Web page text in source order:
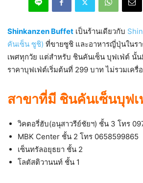
Shinkanzen Buffet เป็นร้านเดียวกับ
คันเซ็น ซูชิ) ที่ขายซูชิ และอาหารญี่ปุ่นในรา
เพศทุกวัย แต่สำหรับ ชินคันเซ็น บุฟเฟ่ต์ นั้น
ราคาบุฟเฟ่ต์เริ่มต้นที่ 299 บาท ไม่รวมเครื่
สาขาที่มี ชินคันเซ็นบุฟ
วิคตอรี่ฮับ(อนุสาวรีย์ชัยฯ) ชั้น 3 โทร
MBK Center ชั้น 2 โทร 0658599865
เซ็นทรัลอยุธยา ชั้น 2
โลตัสติวานนท์ ชั้น 1